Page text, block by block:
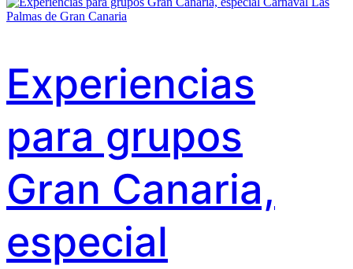
Experiencias
para grupos
Gran Canaria,
especial